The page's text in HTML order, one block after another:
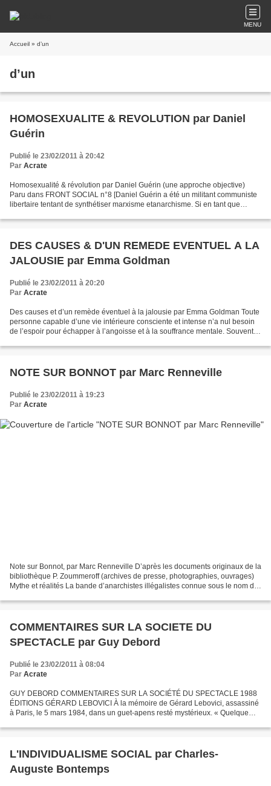
MENU
Accueil » d’un
d’un
HOMOSEXUALITE & REVOLUTION par Daniel
Guérin
Publié le 23/02/2011 à 20:42
Par Acrate
Homosexualité & révolution par Daniel Guérin (une approche objective)
Paru dans FRONT SOCIAL n°8 [Daniel Guérin a été un militant communiste
libertaire tentant de synthétiser marxisme etanarchisme. Si en tant que
DES CAUSES & D'UN REMEDE EVENTUEL A LA
JALOUSIE par Emma Goldman
Publié le 23/02/2011 à 20:20
Par Acrate
Des causes et d’un remède éventuel à la jalousie par Emma Goldman Toute
personne capable d’une vie intérieure consciente et intense n’a nul besoin
de l’espoir pour échapper à l’angoisse et à la souffrance mentale. Souvent la
NOTE SUR BONNOT par Marc Renneville
Publié le 23/02/2011 à 19:23
Par Acrate
Note sur Bonnot, par Marc Renneville D’après les documents originaux de la
bibliothèque P. Zoummeroff (archives de presse, photographies, ouvrages)
Mythe et réalités La bande d’anarchistes illégalistes connue sous le nom de
COMMENTAIRES SUR LA SOCIETE DU
SPECTACLE par Guy Debord
Publié le 23/02/2011 à 08:04
Par Acrate
GUY DEBORD COMMENTAIRES SUR LA SOCIÉTÉ DU SPECTACLE 1988
ÉDITIONS GÉRARD LEBOVICI À la mémoire de Gérard Lebovici, assassiné
à Paris, le 5 mars 1984, dans un guet-apens resté mystérieux. « Quelque
L'INDIVIDUALISME SOCIAL par Charles-
Auguste Bontemps